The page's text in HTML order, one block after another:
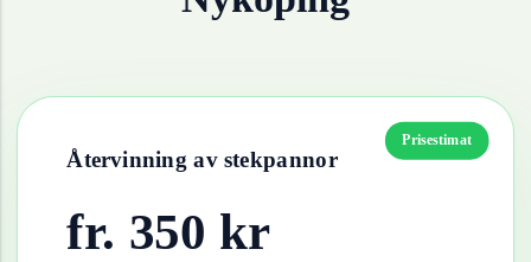
Prisestimat
Återvinning av stekpannor
fr. 350 kr